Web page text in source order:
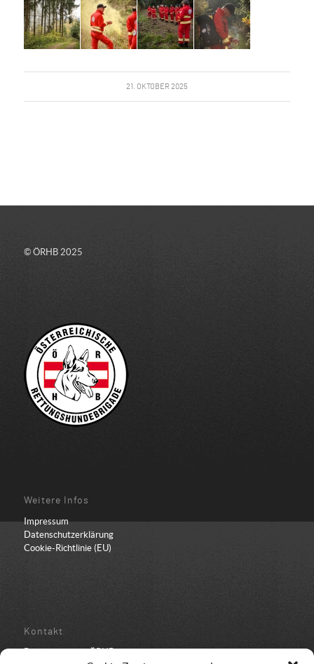
21. OKTOBER 2025
© ÖRHB 2025
Weitere Infos
Impressum
Datenschutzerklärung
Cookie-Richtlinie (EU)
Kontakt
Bundesbüro der ÖRHB